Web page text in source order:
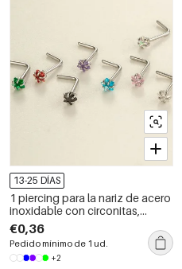
13-25 DÍAS
1 piercing para la nariz de acero
inoxidable con circonitas,
resistente al agua.
€0,36
Pedido mínimo de 1 ud.
+2